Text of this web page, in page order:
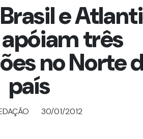
e
três
no Norte
país
30/01/2012